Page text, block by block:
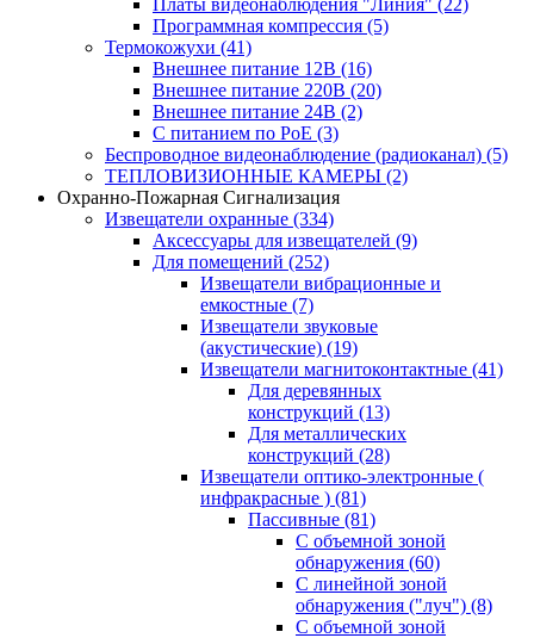
Платы видеонаблюдения "Линия" (22)
Программная компрессия (5)
Термокожухи (41)
Внешнее питание 12В (16)
Внешнее питание 220В (20)
Внешнее питание 24В (2)
С питанием по PoE (3)
Беспроводное видеонаблюдение (радиоканал) (5)
ТЕПЛОВИЗИОННЫЕ КАМЕРЫ (2)
Охранно-Пожарная Сигнализация
Извещатели охранные (334)
Аксессуары для извещателей (9)
Для помещений (252)
Извещатели вибрационные и
емкостные (7)
Извещатели звуковые
(акустические) (19)
Извещатели магнитоконтактные (41)
Для деревянных
конструкций (13)
Для металлических
конструкций (28)
Извещатели оптико-электронные (
инфракрасные ) (81)
Пассивные (81)
С объемной зоной
обнаружения (60)
С линейной зоной
обнаружения ("луч") (8)
С объемной зоной